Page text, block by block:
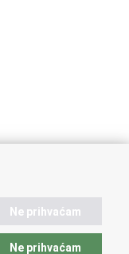
Ne prihvaćam
Ne prihvaćam